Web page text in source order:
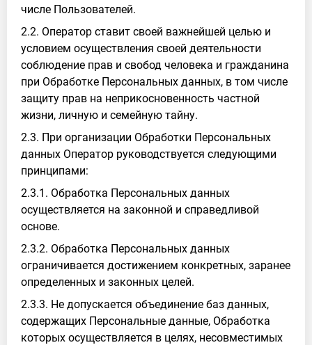
числе Пользователей.
2.2. Оператор ставит своей важнейшей целью и
условием осуществления своей деятельности
соблюдение прав и свобод человека и гражданина
при Обработке Персональных данных, в том числе
защиту прав на неприкосновенность частной
жизни, личную и семейную тайну.
2.3. При организации Обработки Персональных
данных Оператор руководствуется следующими
принципами:
2.3.1. Обработка Персональных данных
осуществляется на законной и справедливой
основе.
2.3.2. Обработка Персональных данных
ограничивается достижением конкретных, заранее
определенных и законных целей.
2.3.3. Не допускается объединение баз данных,
содержащих Персональные данные, Обработка
которых осуществляется в целях, несовместимых